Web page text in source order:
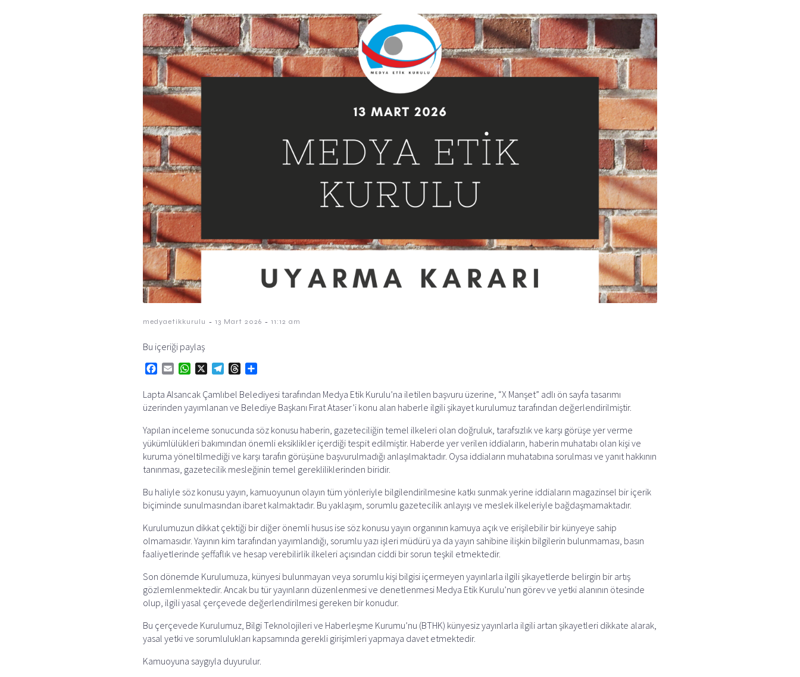
medyaetikkurulu - 13 Mart 2026 - 11:12 am
Bu içeriği paylaş
c
e
b
o
o
k
a
i
l
W
a
t
s
A
p
p
l
e
g
r
a
m
r
e
a
d
s
a
r
e
Lapta Alsancak Çamlıbel Belediyesi tarafından Medya Etik Kurulu’na iletilen başvuru üzerine, “X Manşet” adlı ön sayfa tasarımı
üzerinden yayımlanan ve Belediye Başkanı Fırat Ataser’i konu alan haberle ilgili şikayet kurulumuz tarafından değerlendirilmiştir.
Yapılan inceleme sonucunda söz konusu haberin, gazeteciliğin temel ilkeleri olan doğruluk, tarafsızlık ve karşı görüşe yer verme
yükümlülükleri bakımından önemli eksiklikler içerdiği tespit edilmiştir. Haberde yer verilen iddiaların, haberin muhatabı olan kişi ve
kuruma yöneltilmediği ve karşı tarafın görüşüne başvurulmadığı anlaşılmaktadır. Oysa iddiaların muhatabına sorulması ve yanıt hakkının
tanınması, gazetecilik mesleğinin temel gerekliliklerinden biridir.
Bu haliyle söz konusu yayın, kamuoyunun olayın tüm yönleriyle bilgilendirilmesine katkı sunmak yerine iddiaların magazinsel bir içerik
biçiminde sunulmasından ibaret kalmaktadır. Bu yaklaşım, sorumlu gazetecilik anlayışı ve meslek ilkeleriyle bağdaşmamaktadır.
Kurulumuzun dikkat çektiği bir diğer önemli husus ise söz konusu yayın organının kamuya açık ve erişilebilir bir künyeye sahip
olmamasıdır. Yayının kim tarafından yayımlandığı, sorumlu yazı işleri müdürü ya da yayın sahibine ilişkin bilgilerin bulunmaması, basın
faaliyetlerinde şeffaflık ve hesap verebilirlik ilkeleri açısından ciddi bir sorun teşkil etmektedir.
Son dönemde Kurulumuza, künyesi bulunmayan veya sorumlu kişi bilgisi içermeyen yayınlarla ilgili şikayetlerde belirgin bir artış
gözlemlenmektedir. Ancak bu tür yayınların düzenlenmesi ve denetlenmesi Medya Etik Kurulu’nun görev ve yetki alanının ötesinde
olup, ilgili yasal çerçevede değerlendirilmesi gereken bir konudur.
Bu çerçevede Kurulumuz, Bilgi Teknolojileri ve Haberleşme Kurumu’nu (BTHK) künyesiz yayınlarla ilgili artan şikayetleri dikkate alarak,
yasal yetki ve sorumlulukları kapsamında gerekli girişimleri yapmaya davet etmektedir.
Kamuoyuna saygıyla duyurulur.